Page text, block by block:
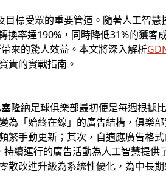
目標受眾的重要管道。隨著人工智
率達190%，同時降低31%的獲客
來的驚人效益。本文將深入解析
貴的實戰指南。
隆納足球俱樂部最初便是每週根據
「始終在線」的廣告結構，俱樂
手動更新；其次，自適應廣告格
續運行的廣告活動為人工智慧提供
改進升級為系統性優化，為中長期